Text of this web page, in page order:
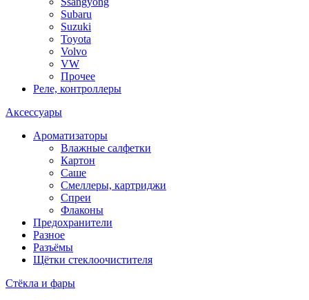
Subaru
Suzuki
Toyota
Volvo
VW
Прочее
Реле, контроллеры
Аксессуары
Ароматизаторы
Влажные салфетки
Картон
Саше
Смеллеры, картриджи
Спреи
Флаконы
Предохранители
Разное
Разъёмы
Щётки стеклоочистителя
Стёкла и фары